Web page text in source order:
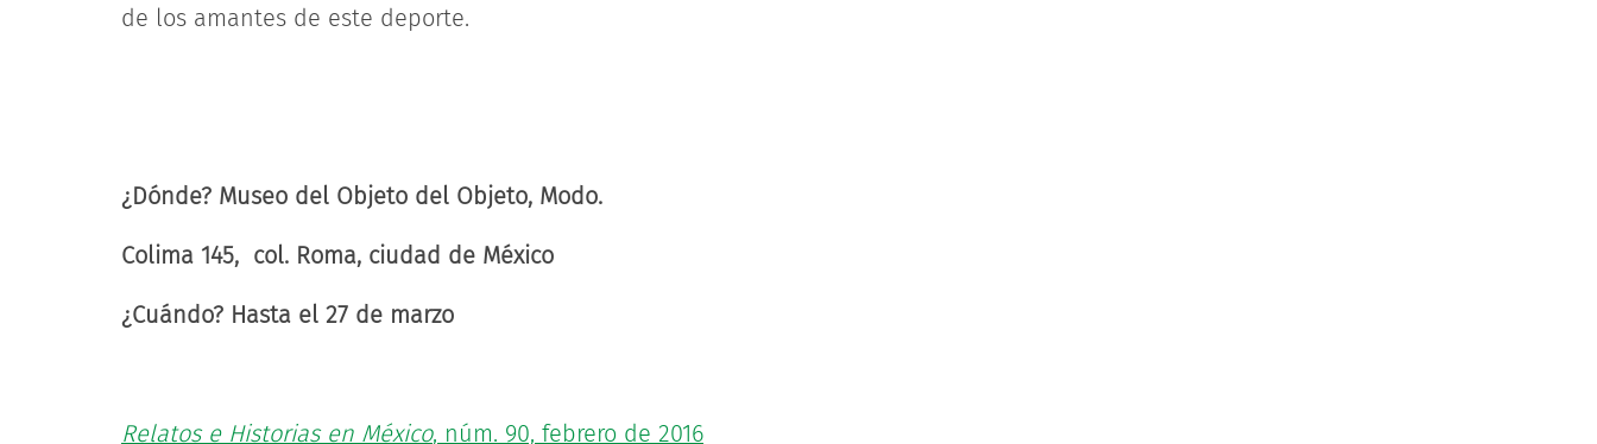
de los amantes de este deporte.
¿Dónde? Museo del Objeto del Objeto, Modo.
Colima 145, col. Roma, ciudad de México
¿Cuándo? Hasta el 27 de marzo
Relatos e Historias en México, núm. 90, febrero de 2016